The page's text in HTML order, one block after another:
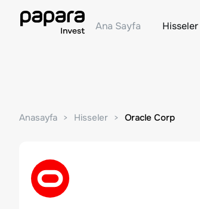
Ana Sayfa Hisseler
Anasayfa Hisseler Oracle Corp